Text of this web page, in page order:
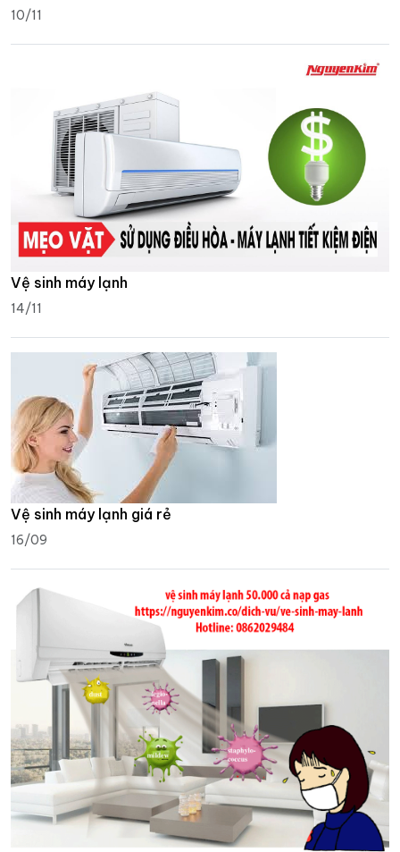
10/11
Vệ sinh máy lạnh
14/11
Vệ sinh máy lạnh giá rẻ
16/09